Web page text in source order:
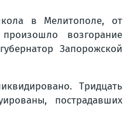
в Мелитополе, от
возгорание
Запорожской
Тридцать
пострадавших